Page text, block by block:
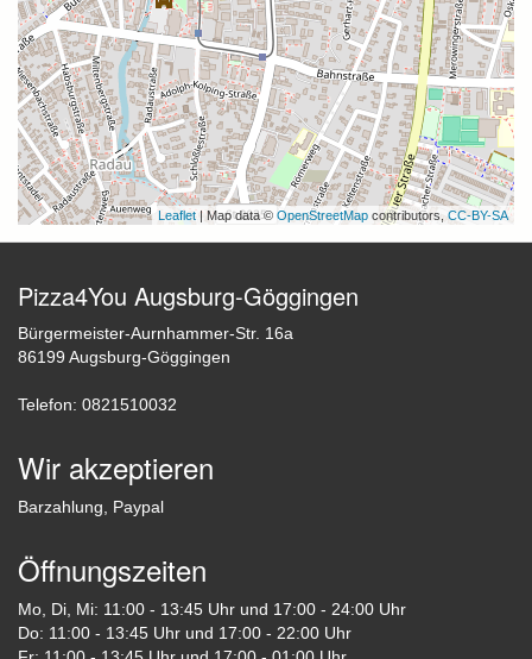
Leaflet| Map data © OpenStreetMap contributors, CC-BY-SA
Pizza4You Augsburg-Göggingen
Bürgermeister-Aurnhammer-Str. 16a
86199 Augsburg-Göggingen
Telefon: 0821510032
Wir akzeptieren
Barzahlung, Paypal
Öffnungszeiten
Mo, Di, Mi: 11:00 - 13:45 Uhr und 17:00 - 24:00 Uhr
Do: 11:00 - 13:45 Uhr und 17:00 - 22:00 Uhr